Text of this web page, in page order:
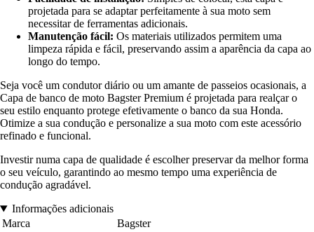
projetada para se adaptar perfeitamente à sua moto sem
necessitar de ferramentas adicionais.
Manutenção fácil: Os materiais utilizados permitem uma
limpeza rápida e fácil, preservando assim a aparência da capa ao
longo do tempo.
Seja você um condutor diário ou um amante de passeios ocasionais, a
Capa de banco de moto Bagster Premium é projetada para realçar o
seu estilo enquanto protege efetivamente o banco da sua Honda.
Otimize a sua condução e personalize a sua moto com este acessório
refinado e funcional.
Investir numa capa de qualidade é escolher preservar da melhor forma
o seu veículo, garantindo ao mesmo tempo uma experiência de
condução agradável.
Informações adicionais
Marca
Bagster